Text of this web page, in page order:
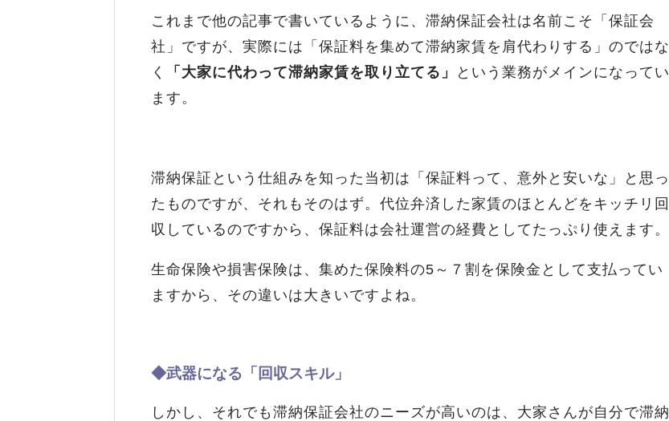
これまで他の記事で書いているように、滞納保証会社は名前こそ「保証会
社」ですが、実際には「保証料を集めて滞納家賃を肩代わりする」のではな
く
「大家に代わって滞納家賃を取り立てる」
という業務がメインになってい
ます。
滞納保証という仕組みを知った当初は「保証料って、意外と安いな」と思っ
たものですが、それもそのはず。代位弁済した家賃のほとんどをキッチリ回
収しているのですから、保証料は会社運営の経費としてたっぷり使えます。
生命保険や損害保険は、集めた保険料の5～７割を保険金として支払ってい
ますから、その違いは大きいですよね。
◆武器になる「回収スキル」
しかし、それでも滞納保証会社のニーズが高いのは、大家さんが自分で滞納